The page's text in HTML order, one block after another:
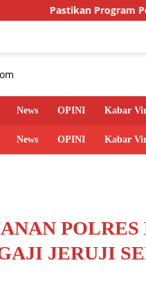
Program Pembangunan
News OPINI Kabar
News OPINI Kabar
JERUJI